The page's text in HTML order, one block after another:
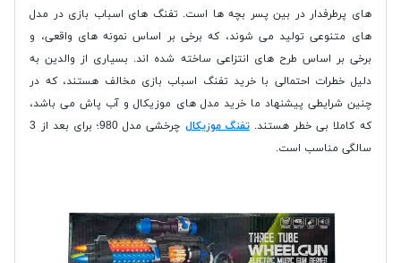
های پرطرفدار در بین پسر بچه ها است. تفنگ های اسباب بازی در مدل
های متنوعی تولید می شوند، که برخی بر اساس نمونه های واقعی، و
برخی بر اساس طرح های انتزاعی ساخته شده اند. بسیاری از والدین به
دلیل خطرات احتمالی با خرید تفنگ اسباب بازی مخالف هستند، که در
چنین شرایطی پیشنهاد ما خرید مدل های موزیکال و آب پاش می باشد،
که کاملا بی خطر هستند.تفنگ موزيكال
چرخشی مدل 980؛ برای بعد از 3
سالگی مناسب است.